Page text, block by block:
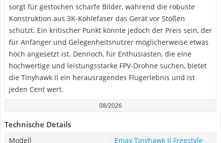
sorgt für gestochen scharfe Bilder, während die robuste
Konstruktion aus 3K-Kohlefaser das Gerät vor Stößen
schützt. Ein kritischer Punkt könnte jedoch der Preis sein, der
für Anfänger und Gelegenheitsnutzer möglicherweise etwas
hoch angesetzt ist. Dennoch, für Enthusiasten, die eine
hochwertige und leistungsstarke FPV-Drohne suchen, bietet
die Tinyhawk II ein herausragendes Flugerlebnis und ist
jeden Cent wert.
08/2026
Technische Details
Modell
Emax Tinyhawk II Freestyle